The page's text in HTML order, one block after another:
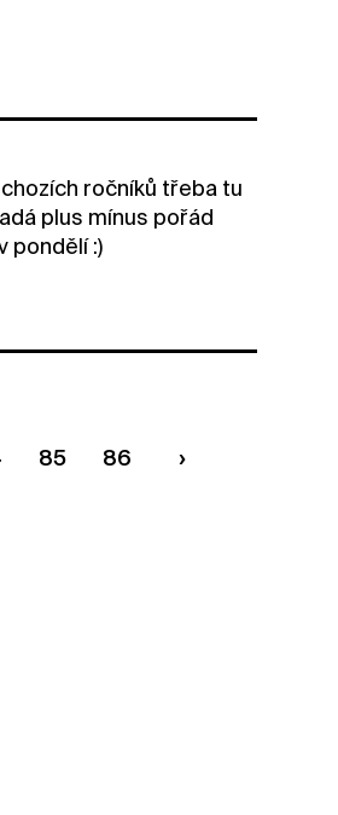
ročníků třeba tu
plus mínus pořád
pondělí :)
85 86